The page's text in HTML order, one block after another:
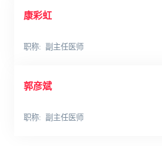
康彩虹
职称 副主任医师
郭彦斌
职称 副主任医师